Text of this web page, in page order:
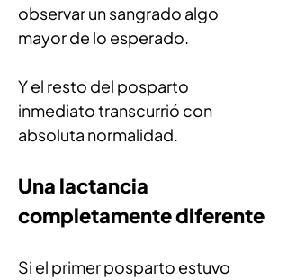
observar un sangrado algo
mayor de lo esperado.
Y el resto del posparto
inmediato transcurrió con
absoluta normalidad.
Una lactancia
completamente diferente
Si el primer posparto estuvo